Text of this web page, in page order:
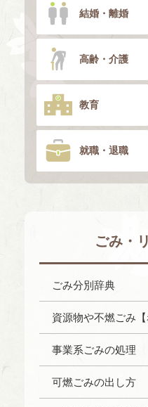
結婚・離婚
高齢・介護
教育
就職・退職
ごみ・
ごみ分別辞典
資源物や不燃ごみ
事業系ごみの処理
可燃ごみの出し方